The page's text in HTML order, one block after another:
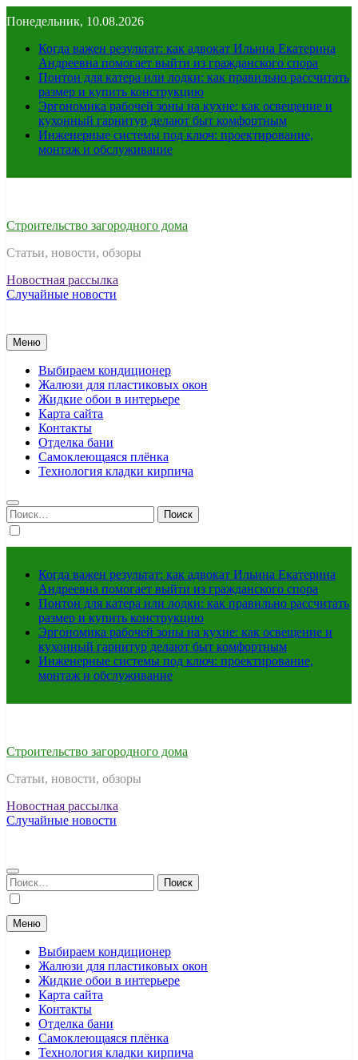
к
содержимому
Понедельник, 10.08.2026
Когда важен результат: как адвокат Ильина Екатерина
Андреевна помогает выйти из гражданского спора
Понтон для катера или лодки: как правильно рассчитать
размер и купить конструкцию
Эргономика рабочей зоны на кухне: как освещение и
кухонный гарнитур делают быт комфортным
Инженерные системы под ключ: проектирование,
монтаж и обслуживание
Строительство загородного дома
Статьи, новости, обзоры
Новостная рассылка
Случайные новости
Меню
Выбираем кондиционер
Жалюзи для пластиковых окон
Жидкие обои в интерьере
Карта сайта
Контакты
Отделка бани
Самоклеющаяся плёнка
Технология кладки кирпича
Найти:
Когда важен результат: как адвокат Ильина Екатерина
Андреевна помогает выйти из гражданского спора
Понтон для катера или лодки: как правильно рассчитать
размер и купить конструкцию
Эргономика рабочей зоны на кухне: как освещение и
кухонный гарнитур делают быт комфортным
Инженерные системы под ключ: проектирование,
монтаж и обслуживание
Строительство загородного дома
Статьи, новости, обзоры
Новостная рассылка
Случайные новости
Найти:
Меню
Выбираем кондиционер
Жалюзи для пластиковых окон
Жидкие обои в интерьере
Карта сайта
Контакты
Отделка бани
Самоклеющаяся плёнка
Технология кладки кирпича